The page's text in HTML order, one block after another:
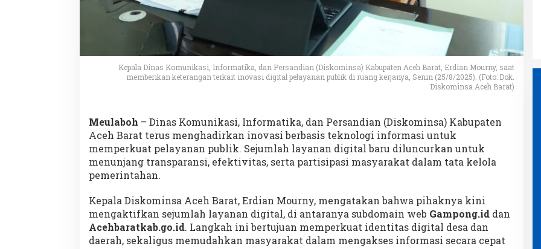
Kepala Dinas Komunikasi, Informatika, dan Persandian (Diskominsa) Kabupaten Aceh Barat, Erdian Mourny, saat
memberikan keterangan terkait inovasi digital pelayanan publik di ruang kerjanya, Senin (25/8/2025). (Foto: Dok.
Diskominsa Aceh Barat)
Meulaboh – Dinas Komunikasi, Informatika, dan Persandian (Diskominsa) Kabupaten
Aceh Barat terus menghadirkan inovasi berbasis teknologi informasi untuk
memperkuat pelayanan publik. Sejumlah layanan digital baru diluncurkan untuk
menunjang transparansi, efektivitas, serta partisipasi masyarakat dalam tata kelola
pemerintahan.
Kepala Diskominsa Aceh Barat, Erdian Mourny, mengatakan bahwa pihaknya kini
mengaktifkan sejumlah layanan digital, di antaranya subdomain web Gampong.id dan
Acehbaratkab.go.id. Langkah ini bertujuan memperkuat identitas digital desa dan
daerah, sekaligus memudahkan masyarakat dalam mengakses informasi secara cepat
Peminat Ganti Foto KTP Terus
Meningkat Warga Banda Aceh
Bisa Daftar Online Mulai 11